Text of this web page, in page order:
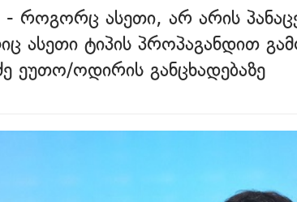
- როგორც ასეთი, არ არის
ასეთი ტიპის პროპაგანდით
ეუთო/ოდირის განცხადებაზე